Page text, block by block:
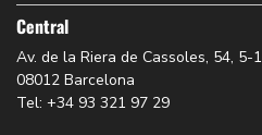
Central
Av. de la Riera de Cassoles, 54, 5-1
08012 Barcelona
Tel: +34 93 321 97 29